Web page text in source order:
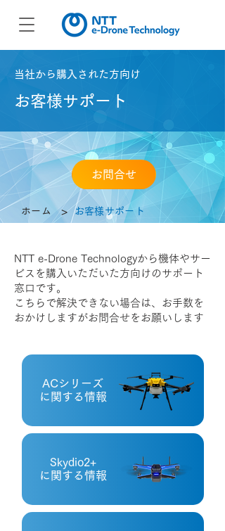
当社から購入された方向け
お客様サポート
お問合せ
ホーム > お客様サポート
NTT e-Drone Technologyから機体やサー
ビスを購入いただいた方向けのサポート
窓口です。
こちらで解決できない場合は、お手数を
おかけしますがお問合せをお願いします
ACシリーズ
に関する情報
Skydio2+
に関する情報